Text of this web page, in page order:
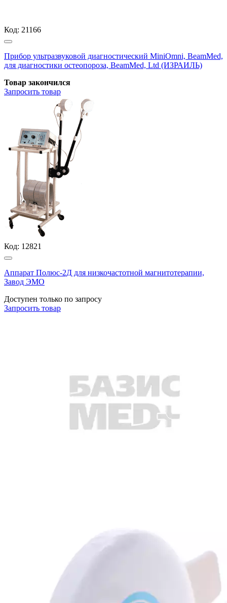
Код: 21166
Прибор ультразвуковой диагностический MiniOmni, BeamMed,
для диагностики остеопороза, BeamMed, Ltd (ИЗРАИЛЬ)
Товар закончился
Запросить товар
Код: 12821
Аппарат Полюс-2Д для низкочастотной магнитотерапии,
Завод ЭМО
Доступен только по запросу
Запросить товар